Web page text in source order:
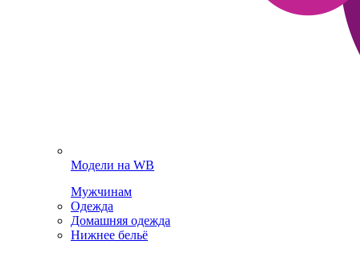
Модели на WB
Мужчинам
Одежда
Домашняя одежда
Нижнее бельё